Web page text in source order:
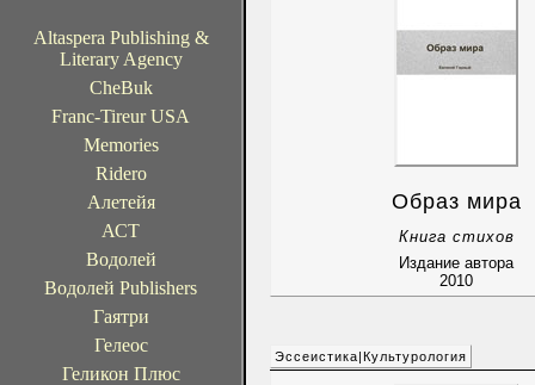
Altaspera Publishing &
Literary Agency
CheBuk
Franc-Tireur USA
Memories
Ridero
Алетейя
АСТ
Водолей
Водолей Publishers
Гаятри
Гелеос
Геликон Плюс
Образ мира
Книга стихов
Издание автора
2010
Эссеистика|Культурология